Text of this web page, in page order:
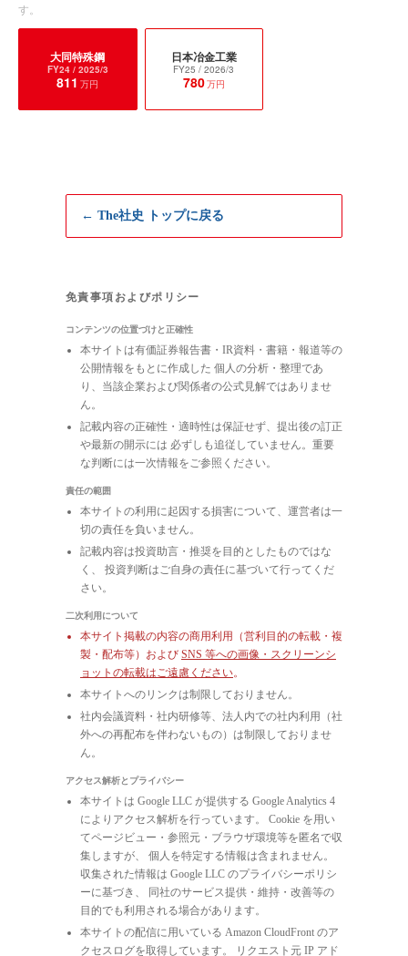
す。
大同特殊鋼
FY24/ 2025/3
811 万円
日本冶金工業
FY25 / 2026/3
780万円
← The社史 トップに戻る
免責事項およびポリシー
コンテンツの位置づけと正確性
本サイトは有価証券報告書・IR資料・書籍・報道等の
公開情報をもとに作成した 個人の分析・整理であ
り、当該企業および関係者の公式見解ではありませ
ん。
記載内容の正確性・適時性は保証せず、提出後の訂正
や最新の開示には 必ずしも追従していません。重要
な判断には一次情報をご参照ください。
責任の範囲
本サイトの利用に起因する損害について、運営者は一
切の責任を負いません。
記載内容は投資助言・推奨を目的としたものではな
く、 投資判断はご自身の責任に基づいて行ってくだ
さい。
二次利用について
本サイト掲載の内容の商用利用（営利目的の転載・複
製・配布等）および SNS 等への画像・スクリーンシ
ョットの転載はご遠慮ください。
本サイトへのリンクは制限しておりません。
社内会議資料・社内研修等、法人内での社内利用（社
外への再配布を伴わないもの）は制限しておりませ
ん。
アクセス解析とプライバシー
本サイトは Google LLC が提供する Google Analytics 4
によりアクセス解析を行っています。 Cookie を用い
てページビュー・参照元・ブラウザ環境等を匿名で収
集しますが、 個人を特定する情報は含まれません。
収集された情報は Google LLC のプライバシーポリシ
ーに基づき、 同社のサービス提供・維持・改善等の
目的でも利用される場合があります。
本サイトの配信に用いている Amazon CloudFront のア
クセスログを取得しています。 リクエスト元 IP アド